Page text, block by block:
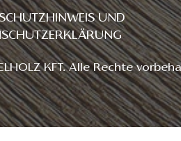
UND
KFT. Alle Rechte